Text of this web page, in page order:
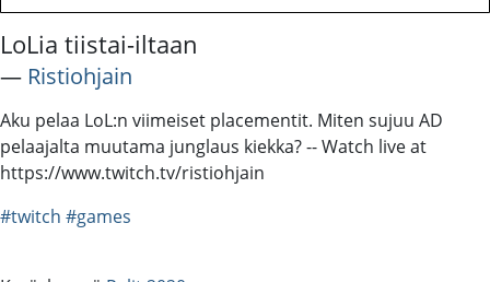
LoLia tiistai-iltaan
― Ristiohjain
Aku pelaa LoL:n viimeiset placementit. Miten sujuu AD
pelaajalta muutama junglaus kiekka? -- Watch live at
https://www.twitch.tv/ristiohjain
#twitch #games